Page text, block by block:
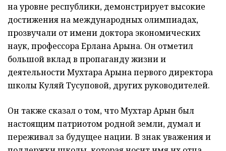
на уровне республики, демонстрирует высокие
достижения на международных олимпиадах,
прозвучали от имени доктора экономических
наук, профессора Ерлана Арына. Он отметил
большой вклад в пропаганду жизни и
деятельности Мухтара Арына первого директора
школы Куляй Тусуповой, других руководителей.
Он также сказал о том, что Мухтар Арын был
настоящим патриотом родной земли, думал и
переживал за будущее нации. В знак уважения и